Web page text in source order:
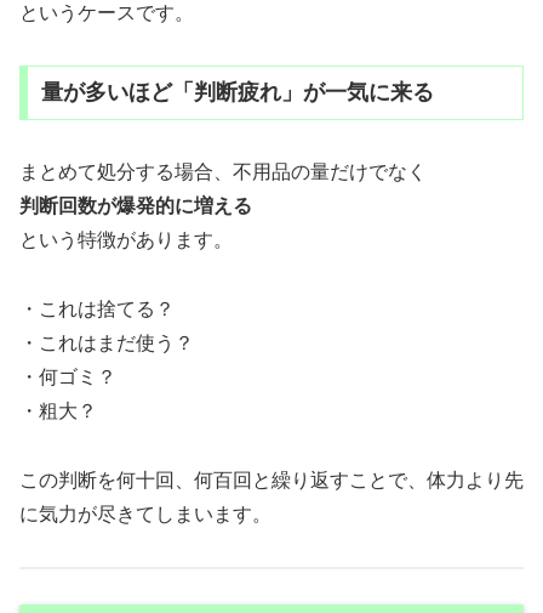
というケースです。
量が多いほど「判断疲れ」が一気に来る
まとめて処分する場合、不用品の量だけでなく
判断回数が爆発的に増える
という特徴があります。
・これは捨てる？
・これはまだ使う？
・何ゴミ？
・粗大？
この判断を何十回、何百回と繰り返すことで、体力より先
に気力が尽きてしまいます。